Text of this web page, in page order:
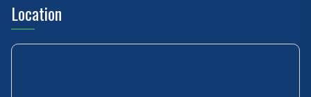
Location